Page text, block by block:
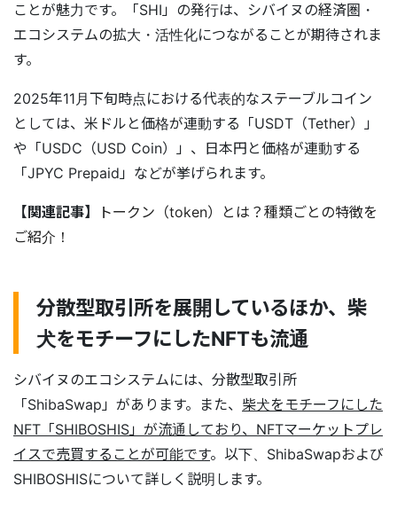
ことが魅力です。「SHI」の発行は、シバイヌの経済圏・
エコシステムの拡大・活性化につながることが期待されま
す。
2025年11月下旬時点における代表的なステーブルコイン
としては、米ドルと価格が連動する「USDT（Tether）」
や「USDC（USD Coin）」、日本円と価格が連動する
「JPYC Prepaid」などが挙げられます。
【関連記事】
トークン（token）とは？種類ごとの特徴を
ご紹介！
分散型取引所を展開しているほか、柴
犬をモチーフにしたNFTも流通
シバイヌのエコシステムには、分散型取引所
「ShibaSwap」があります。また、 柴犬をモチーフにした
NFT「SHIBOSHIS」が流通しており、NFTマーケットプレ
イスで売買することが可能です。以下、ShibaSwapおよび
SHIBOSHISについて詳しく説明します。